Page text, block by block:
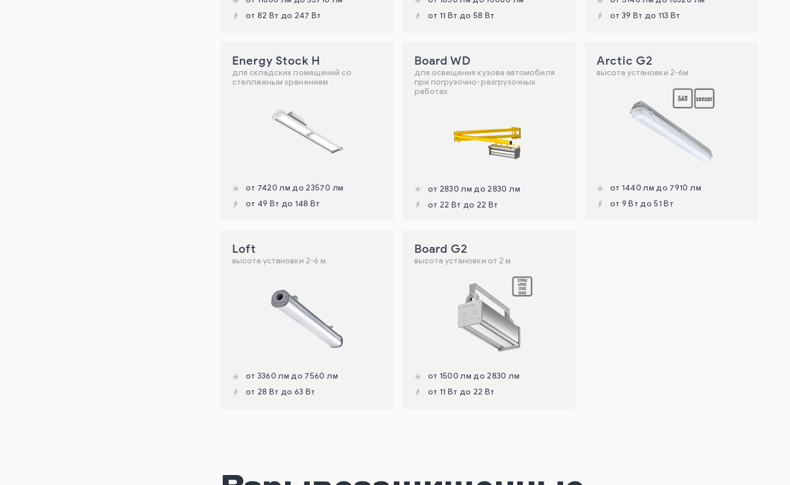
от 82 Вт до 247 Вт
от 11 Вт до 58 Вт
от 39 Вт до 113 Вт
Energy Stock H
для складских помещений со
стеллажным хранением
от 7420 лм до 23570 лм
от 49 Вт до 148 Вт
Board WD
для освещения кузова автомобиля
при погрузочно-разгрузочных
работах
от 2830 лм до 2830 лм
от 22 Вт до 22 Вт
Arctic G2
высота установки 2-6м
от 1440 лм до 7910 лм
от 9 Вт до 51 Вт
Loft
высота установки 2-6 м
от 3360 лм до 7560 лм
от 28 Вт до 63 Вт
Board G2
высота установки от 2 м
от 1500 лм до 2830 лм
от 11 Вт до 22 Вт